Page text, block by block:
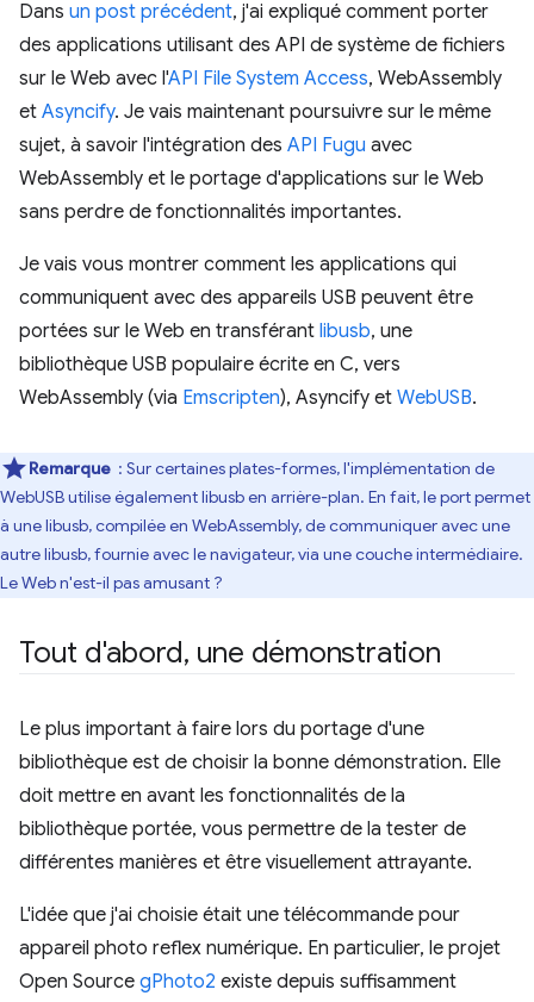
Dans un post précédent, j'ai expliqué comment porter
des applications utilisant des API de système de fichiers
sur le Web avec l'API File System Access, WebAssembly
et Asyncify. Je vais maintenant poursuivre sur le même
sujet, à savoir l'intégration des API Fugu avec
WebAssembly et le portage d'applications sur le Web
sans perdre de fonctionnalités importantes.
Je vais vous montrer comment les applications qui
communiquent avec des appareils USB peuvent être
portées sur le Web en transférant libusb, une
bibliothèque USB populaire écrite en C, vers
WebAssembly (via Emscripten), Asyncify et WebUSB.
Remarque : Sur certaines plates-formes, l'implémentation de
WebUSB utilise également libusb en arrière-plan. En fait, le port permet
à une libusb, compilée en WebAssembly, de communiquer avec une
autre libusb, fournie avec le navigateur, via une couche intermédiaire.
Le Web n'est-il pas amusant ?
Tout d'abord, une démonstration
Le plus important à faire lors du portage d'une
bibliothèque est de choisir la bonne démonstration. Elle
doit mettre en avant les fonctionnalités de la
bibliothèque portée, vous permettre de la tester de
différentes manières et être visuellement attrayante.
L'idée que j'ai choisie était une télécommande pour
appareil photo reflex numérique. En particulier, le projet
Open Source gPhoto2 existe depuis suffisamment